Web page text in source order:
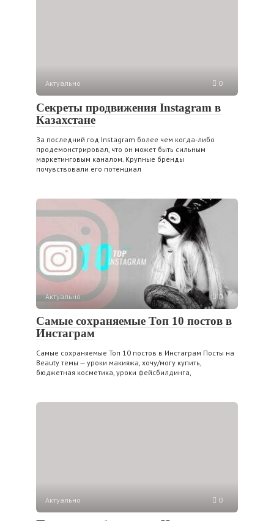
Актуально 0
Секреты продвижения Instagram в
Казахстане
За последний год Instagram более чем когда-либо
продемонстрировал, что он может быть сильным
маркетинговым каналом. Крупные бренды
почувствовали его потенциал
Актуально 0
Самые сохраняемые Топ 10 постов в
Инстаграм
Самые сохраняемые Топ 10 постов в Инстаграм Посты на
Beauty темы — уроки макияжа, хочу/могу купить,
бюджетная косметика, уроки фейсбилдинга,
Актуально 0